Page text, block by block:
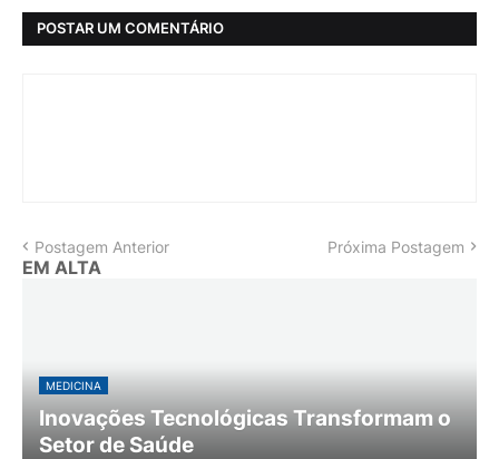
POSTAR UM COMENTÁRIO
Postagem Anterior Próxima Postagem
EM ALTA
MEDICINA
Inovações Tecnológicas Transformam o
Setor de Saúde